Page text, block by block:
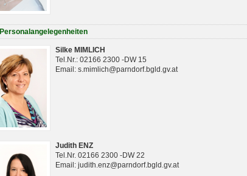
Personalangelegenheiten
Silke MIMLICH
Tel.Nr.: 02166 2300 -DW 15
Email: s.mimlich@parndorf.bgld.gv.at
Judith ENZ
Tel.Nr. 02166 2300 -DW 22
Email: judith.enz@parndorf.bgld.gv.at